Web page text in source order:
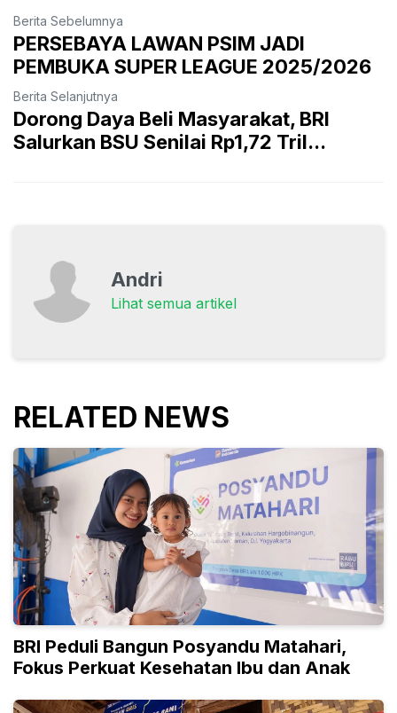
Berita Sebelumnya
PERSEBAYA LAWAN PSIM JADI
PEMBUKA SUPER LEAGUE 2025/2026
Berita Selanjutnya
Dorong Daya Beli Masyarakat, BRI
Salurkan BSU Senilai Rp1,72 Tril...
Andri
Lihat semua artikel
RELATED NEWS
BRI Peduli Bangun Posyandu Matahari,
Fokus Perkuat Kesehatan Ibu dan Anak